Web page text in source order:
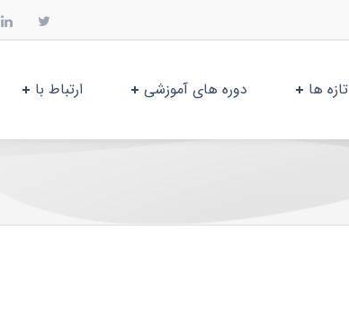
تازه ها دوره های آموزشی ارتباط با